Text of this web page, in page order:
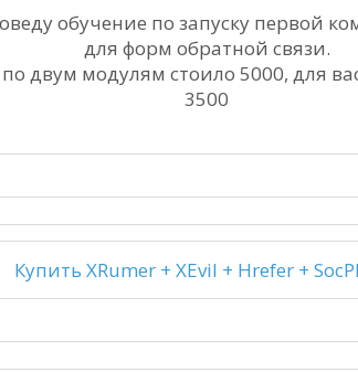
обучение по запуску первой
для форм обратной связи.
двум модулям стоило 5000, для
3500
Купить XRumer + XEvil + Hrefer +